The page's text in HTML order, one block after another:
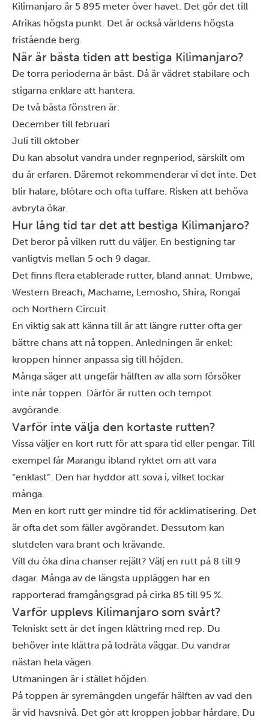
Kilimanjaro är 5 895 meter över havet. Det gör det till
Afrikas högsta punkt. Det är också världens högsta
fristående berg.
När är bästa tiden att bestiga Kilimanjaro?
De torra perioderna är bäst. Då är vädret stabilare och
stigarna enklare att hantera.
De två bästa fönstren är:
December till februari
Juli till oktober
Du kan absolut vandra under regnperiod, särskilt om
du är erfaren. Däremot rekommenderar vi det inte. Det
blir halare, blötare och ofta tuffare. Risken att behöva
avbryta ökar.
Hur lång tid tar det att bestiga Kilimanjaro?
Det beror på vilken rutt du väljer. En bestigning tar
vanligtvis mellan 5 och 9 dagar.
Det finns flera etablerade rutter, bland annat: Umbwe,
Western Breach, Machame, Lemosho, Shira, Rongai
och Northern Circuit.
En viktig sak att känna till är att längre rutter ofta ger
bättre chans att nå toppen. Anledningen är enkel:
kroppen hinner anpassa sig till höjden.
Många säger att ungefär hälften av alla som försöker
inte når toppen. Därför är rutten och tempot
avgörande.
Varför inte välja den kortaste rutten?
Vissa väljer en kort rutt för att spara tid eller pengar. Till
exempel får Marangu ibland ryktet om att vara
“enklast”. Den har hyddor att sova i, vilket lockar
många.
Men en kort rutt ger mindre tid för acklimatisering. Det
är ofta det som fäller avgörandet. Dessutom kan
slutdelen vara brant och krävande.
Vill du öka dina chanser rejält? Välj en rutt på 8 till 9
dagar. Många av de längsta uppläggen har en
rapporterad framgångsgrad på cirka 85 till 95 %.
Varför upplevs Kilimanjaro som svårt?
Tekniskt sett är det ingen klättring med rep. Du
behöver inte klättra på lodräta väggar. Du vandrar
nästan hela vägen.
Utmaningen är i stället höjden.
På toppen är syremängden ungefär hälften av vad den
är vid havsnivå. Det gör att kroppen jobbar hårdare. Du